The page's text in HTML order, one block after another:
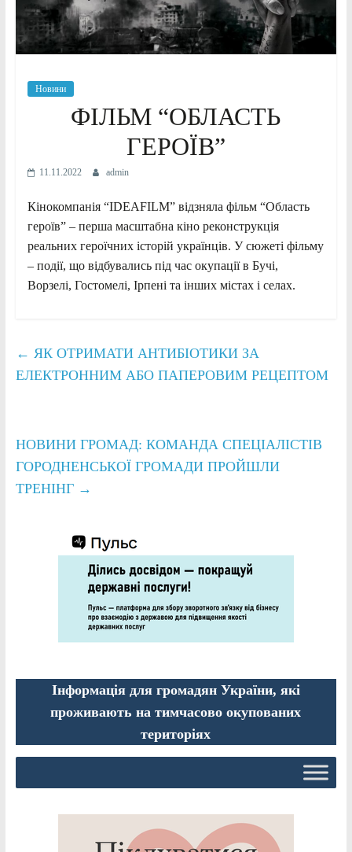
Новини
ФІЛЬМ “ОБЛАСТЬ
ГЕРОЇВ”
11.11.2022 admin
Кінокомпанія “IDEAFILM” відзняла фільм “Область
героїв” – перша масштабна кіно реконструкція
реальних героїчних історій українців. У сюжеті фільму
– події, що відбувались під час окупації в Бучі,
Ворзелі, Гостомелі, Ірпені та інших містах і селах.
← ЯК ОТРИМАТИ АНТИБІОТИКИ ЗА
ЕЛЕКТРОННИМ АБО ПАПЕРОВИМ РЕЦЕПТОМ
НОВИНИ ГРОМАД: КОМАНДА СПЕЦІАЛІСТІВ
ГОРОДНЕНСЬКОЇ ГРОМАДИ ПРОЙШЛИ
ТРЕНІНГ →
Інформація для громадян України, які
проживають на тимчасово окупованих
територіях